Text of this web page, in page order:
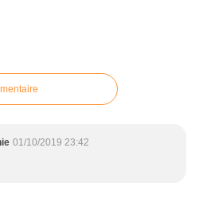
01/10/2019 23:42